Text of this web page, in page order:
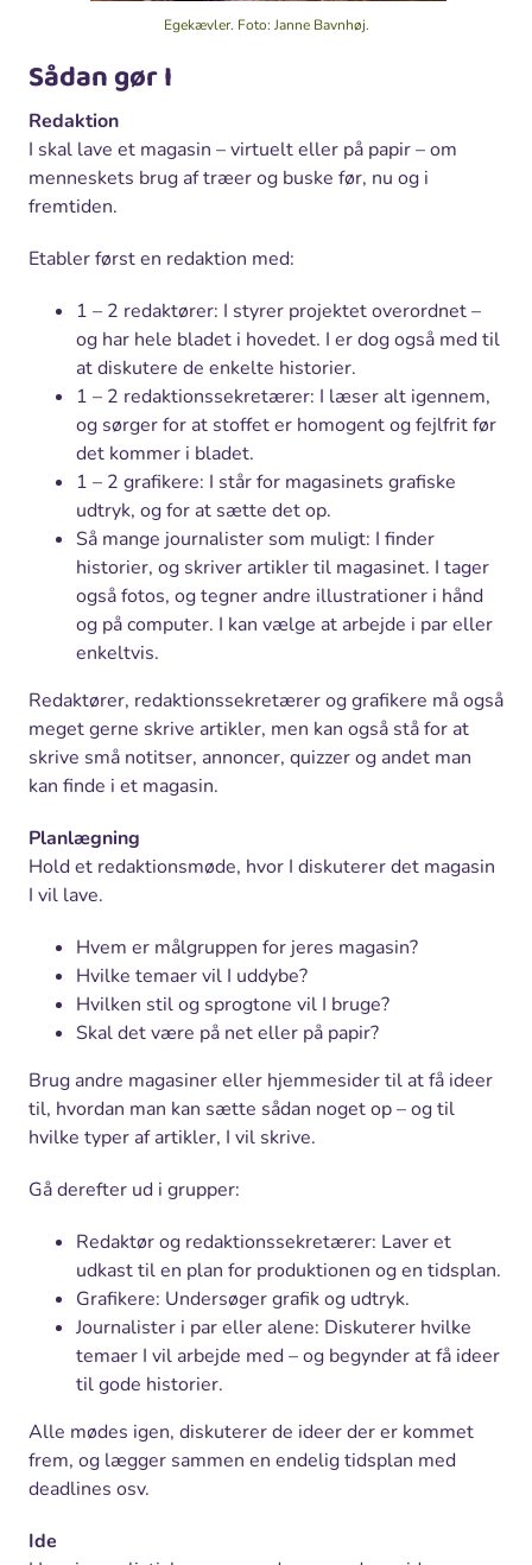
Egekævler. Foto: Janne Bavnhøj.
Sådan gør I
Redaktion
I skal lave et magasin – virtuelt eller på papir – om
menneskets brug af træer og buske før, nu og i
fremtiden.
Etabler først en redaktion med:
1 – 2 redaktører: I styrer projektet overordnet –
og har hele bladet i hovedet. I er dog også med til
at diskutere de enkelte historier.
1 – 2 redaktionssekretærer: I læser alt igennem,
og sørger for at stoffet er homogent og fejlfrit før
det kommer i bladet.
1 – 2 grafikere: I står for magasinets grafiske
udtryk, og for at sætte det op.
Så mange journalister som muligt: I finder
historier, og skriver artikler til magasinet. I tager
også fotos, og tegner andre illustrationer i hånd
og på computer. I kan vælge at arbejde i par eller
enkeltvis.
Redaktører, redaktionssekretærer og grafikere må også
meget gerne skrive artikler, men kan også stå for at
skrive små notitser, annoncer, quizzer og andet man
kan finde i et magasin.
Planlægning
Hold et redaktionsmøde, hvor I diskuterer det magasin
I vil lave.
Hvem er målgruppen for jeres magasin?
Hvilke temaer vil I uddybe?
Hvilken stil og sprogtone vil I bruge?
Skal det være på net eller på papir?
Brug andre magasiner eller hjemmesider til at få ideer
til, hvordan man kan sætte sådan noget op – og til
hvilke typer af artikler, I vil skrive.
Gå derefter ud i grupper:
Redaktør og redaktionssekretærer: Laver et
udkast til en plan for produktionen og en tidsplan.
Grafikere: Undersøger grafik og udtryk.
Journalister i par eller alene: Diskuterer hvilke
temaer I vil arbejde med – og begynder at få ideer
til gode historier.
Alle mødes igen, diskuterer de ideer der er kommet
frem, og lægger sammen en endelig tidsplan med
deadlines osv.
Ide